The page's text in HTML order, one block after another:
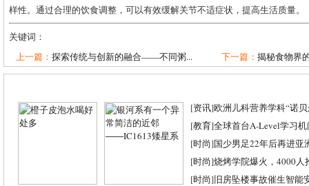
样性。通过合理的饮食调整，可以有效缓解关节不适症状，提高生活质量。
关键词：
上一篇： 探索传统与创新的融合——不同粥... 下一篇： 揭秘食物界
[资讯]欧洲儿科营养学科“诺
[教育]全球首台A-Level学习
[时尚]国少男足22年后再进亚
[时尚]烧烤学院爆火，4000人
[时尚]旧房坠楼事故催生智能